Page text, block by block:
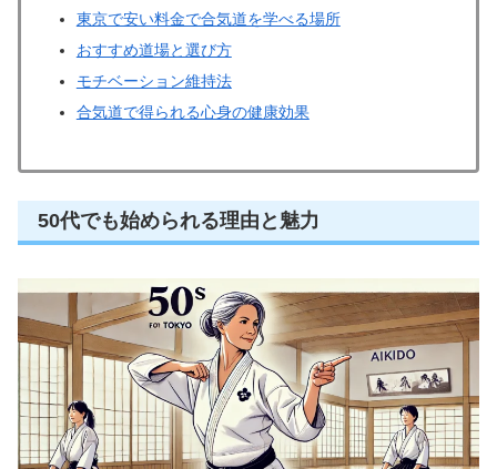
東京で安い料金で合気道を学べる場所
おすすめ道場と選び方
モチベーション維持法
合気道で得られる心身の健康効果
50代でも始められる理由と魅力